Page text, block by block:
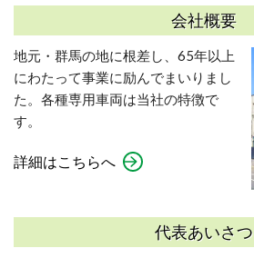
会社概要
地元・群馬の地に根差し、65年以上
にわたって事業に励んでまいりまし
た。各種専用車両は当社の特徴で
す。
詳細はこちらへ
代表あいさつ